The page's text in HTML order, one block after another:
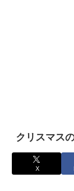
クリスマス
X